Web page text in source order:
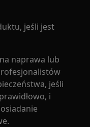
jeśli jest
naprawa lub
jeśli
i